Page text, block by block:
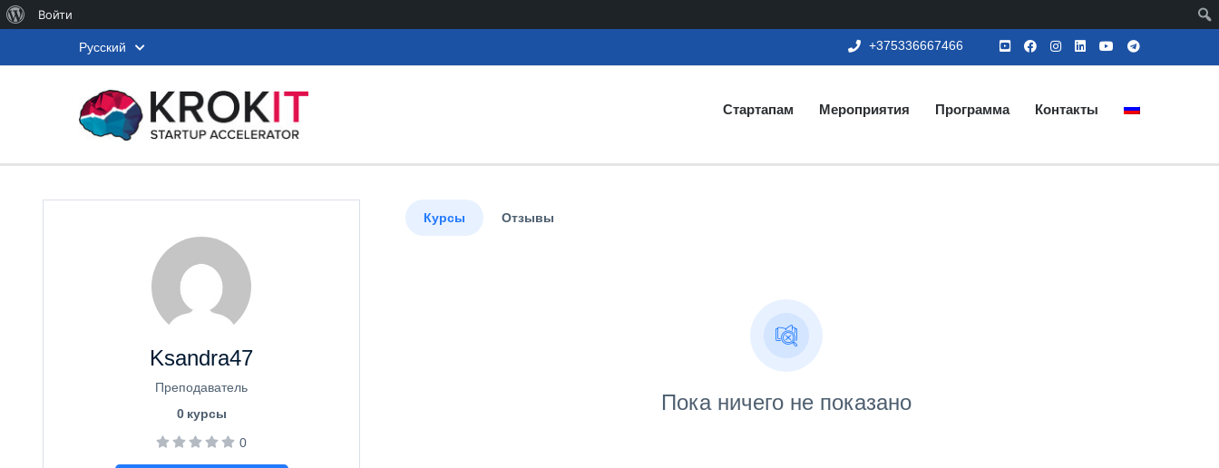
WordPress
Войти
Русский +375336667466
Стартапам Мероприятия Программа Контакты
Ksandra47
Преподаватель
0 курсы
0
Курсы Отзывы
Пока ничего не показано